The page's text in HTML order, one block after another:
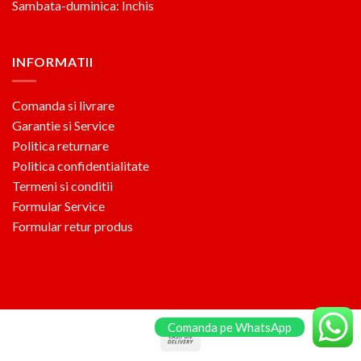
Sambata-duminica: Inchis
INFORMATII
Comanda si livrare
Garantie si Service
Politica returnare
Politica confidentialitate
Termeni si conditii
Formular Service
Formular retur produs
Comanda pe WhatsApp